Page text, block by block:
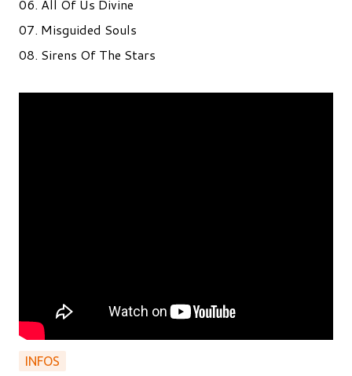
06. All Of Us Divine
07. Misguided Souls
08. Sirens Of The Stars
INFOS